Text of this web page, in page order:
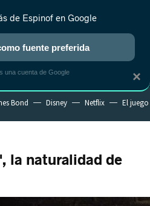
ANIME RANKINGS CINE
Bond Disney Netflix El
la naturalidad de
×
de Espinof en Google
fuente preferida
una cuenta de Google